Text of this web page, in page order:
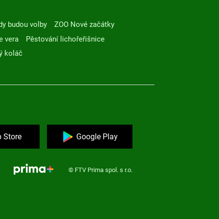
budou volby
ZOO Nové začátky
vera
Pěstování lichořeřišnice
koláč
Store Google Play
© FTV Prima spol. s r.o.